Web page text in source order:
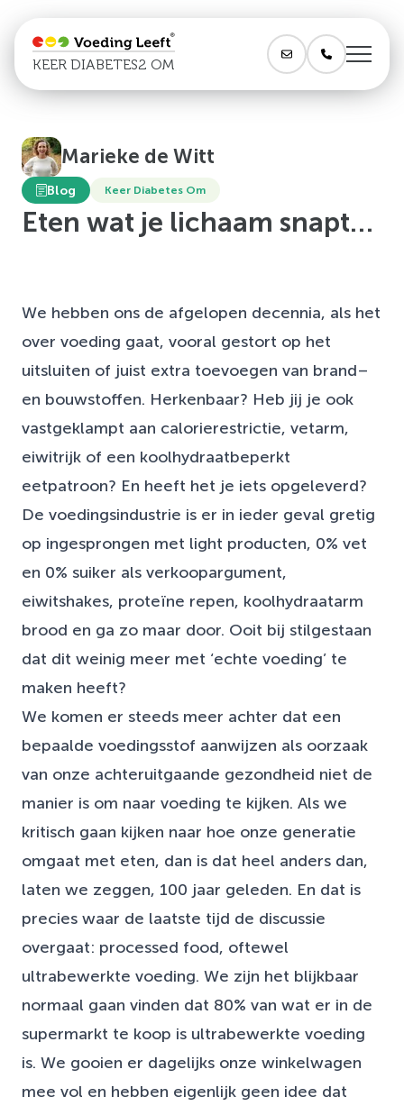
KEER DIABETES2 OM
Marieke de Witt
Blog Keer Diabetes Om
Eten wat je lichaam snapt…
We hebben ons de afgelopen decennia, als het
over voeding gaat, vooral gestort op het
uitsluiten of juist extra toevoegen van brand–
en bouwstoffen. Herkenbaar? Heb jij je ook
vastgeklampt aan calorierestrictie, vetarm,
eiwitrijk of een koolhydraatbeperkt
eetpatroon? En heeft het je iets opgeleverd?
De voedingsindustrie is er in ieder geval gretig
op ingesprongen met light producten, 0% vet
en 0% suiker als verkoopargument,
eiwitshakes, proteïne repen, koolhydraatarm
brood en ga zo maar door. Ooit bij stilgestaan
dat dit weinig meer met ‘echte voeding’ te
maken heeft?
We komen er steeds meer achter dat een
bepaalde voedingsstof aanwijzen als oorzaak
van onze achteruitgaande gezondheid niet de
manier is om naar voeding te kijken. Als we
kritisch gaan kijken naar hoe onze generatie
omgaat met eten, dan is dat heel anders dan,
laten we zeggen, 100 jaar geleden. En dat is
precies waar de laatste tijd de discussie
overgaat: processed food, oftewel
ultrabewerkte voeding. We zijn het blijkbaar
normaal gaan vinden dat 80% van wat er in de
supermarkt te koop is ultrabewerkte voeding
is. We gooien er dagelijks onze winkelwagen
mee vol en hebben eigenlijk geen idee dat